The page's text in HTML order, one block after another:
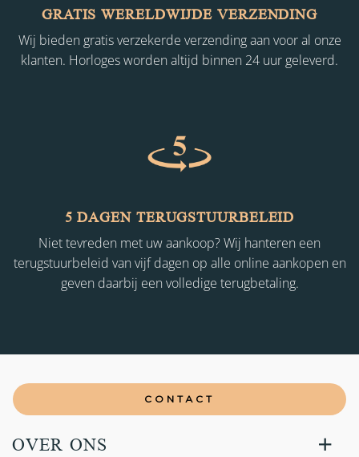
GRATIS WERELDWIJDE VERZENDING
Wij bieden gratis verzekerde verzending aan voor al onze
klanten. Horloges worden altijd binnen 24 uur geleverd.
5 DAGEN TERUGSTUURBELEID
Niet tevreden met uw aankoop? Wij hanteren een
terugstuurbeleid van vijf dagen op alle online aankopen en
geven daarbij een volledige terugbetaling.
CONTACT
OVER ONS